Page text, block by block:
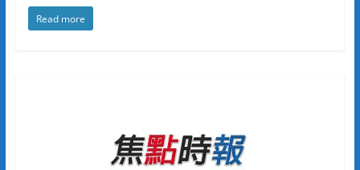
Read more